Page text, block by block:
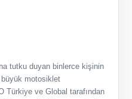
tutku duyan binlerce kişinin
büyük motosiklet
Türkiye ve Global tarafından